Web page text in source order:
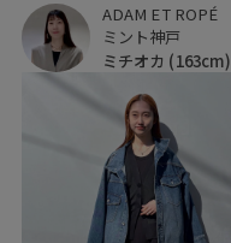
ADAM ET ROPÉ
ミント神戸
ミチオカ (163cm)